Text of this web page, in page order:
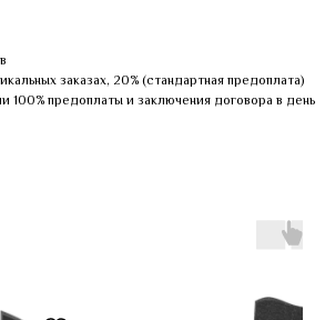
заказах, 20% (стандартная предоплата)
100% предоплаты и заключения договора в день